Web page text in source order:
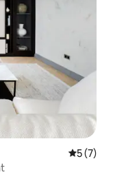
औसत रेटिंग
5 (7)